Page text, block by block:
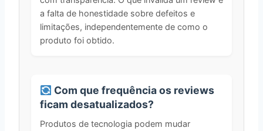
a falta de honestidade sobre defeitos e
limitações, independentemente de como o
produto foi obtido.
Com que frequência os reviews
ficam desatualizados?
Produtos de tecnologia podem mudar